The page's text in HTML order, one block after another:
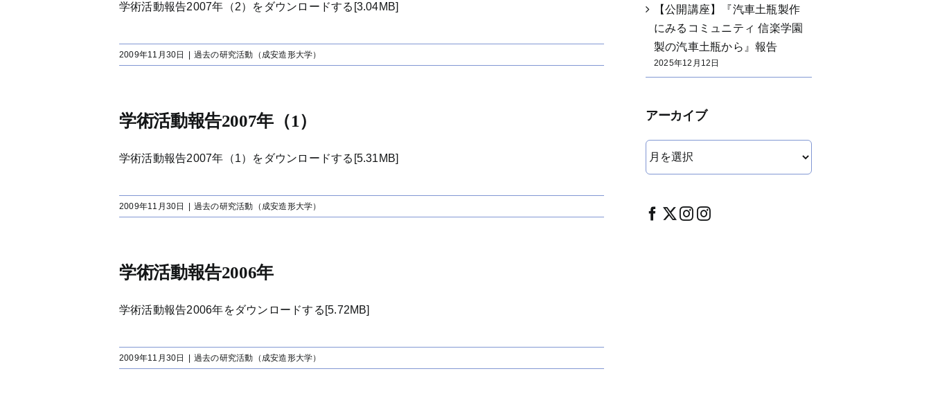
学術活動報告2007年（2）をダウンロードする[3.04MB]
2009年11月30日 過去の研究活動（成安造形大学）
学術活動報告2007年（1）
学術活動報告2007年（1）をダウンロードする[5.31MB]
2009年11月30日 過去の研究活動（成安造形大学）
学術活動報告2006年
学術活動報告2006年をダウンロードする[5.72MB]
2009年11月30日 過去の研究活動（成安造形大学）
【公開講座】『汽車土瓶製作
にみるコミュニティ 信楽学園
製の汽車土瓶から』報告
2025年12月12日
アーカイブ
イ
ブ